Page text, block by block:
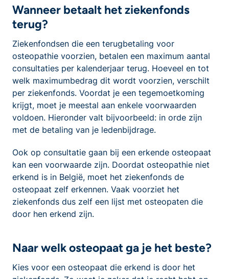
Wanneer betaalt het ziekenfonds
terug?
Ziekenfondsen die een terugbetaling voor
osteopathie voorzien, betalen een maximum aantal
consultaties per kalenderjaar terug. Hoeveel en tot
welk maximumbedrag dit wordt voorzien, verschilt
per ziekenfonds. Voordat je een tegemoetkoming
krijgt, moet je meestal aan enkele voorwaarden
voldoen. Hieronder valt bijvoorbeeld: in orde zijn
met de betaling van je ledenbijdrage.
Ook op consultatie gaan bij een erkende osteopaat
kan een voorwaarde zijn. Doordat osteopathie niet
erkend is in België, moet het ziekenfonds de
osteopaat zelf erkennen. Vaak voorziet het
ziekenfonds dus zelf een lijst met osteopaten die
door hen erkend zijn.
Naar welk osteopaat ga je het beste?
Kies voor een osteopaat die erkend is door het